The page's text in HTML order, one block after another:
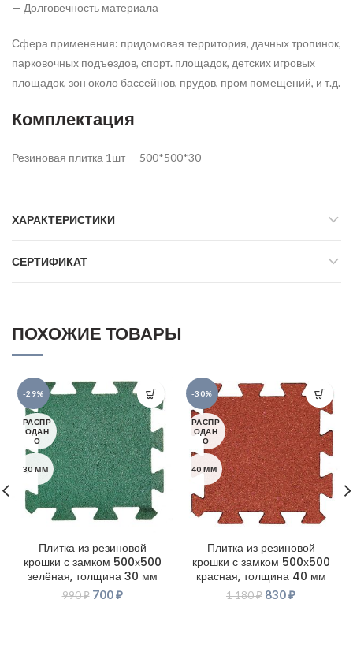
— Долговечность материала
Сфера применения: придомовая территория, дачных тропинок,
парковочных подъездов, спорт. площадок, детских игровых
площадок, зон около бассейнов, прудов, пром помещений, и т.д.
Комплектация
Резиновая плитка 1шт — 500*500*30
ХАРАКТЕРИСТИКИ
СЕРТИФИКАТ
ПОХОЖИЕ ТОВАРЫ
-29%
РАСПР
ОДАН
О
30 ММ
Плитка из резиновой
крошки с замком 500х500
зелёная, толщина 30 мм
990₽ 700₽
-30%
РАСПР
ОДАН
О
40 ММ
Плитка из резиновой
крошки с замком 500х500
красная, толщина 40 мм
1 180₽ 830₽